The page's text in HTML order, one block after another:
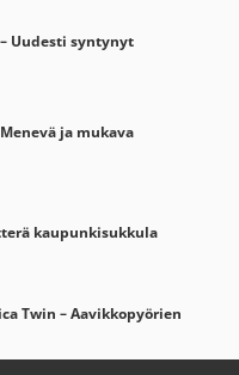
Uudesti syntynyt
Menevä ja mukava
kaupunkisukkula
Twin – Aavikkopyörien